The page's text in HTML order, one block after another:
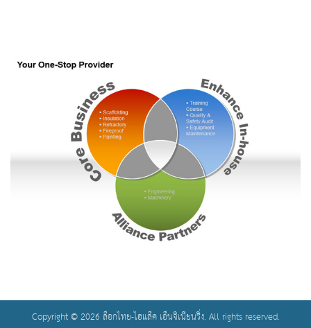
Copyright © 2026 ล็อกไทย-ไฮแล็ค เอ็นจิเนียนริ่ง. All rights reserved.